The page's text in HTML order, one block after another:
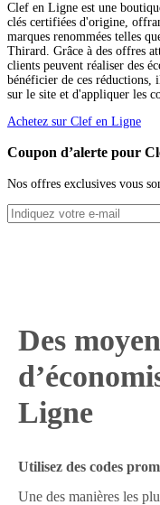
Clef en Ligne est une
clés certifiées d'origine,
marques renommées telles
Thirard. Grâce à des offres
clients peuvent réaliser des
bénéficier de ces
sur le site et d'appliquer les
Achetez sur Clef en Ligne
Coupon d’alerte pour
Nos offres exclusives vous
Des
Ligne
Utilisez des codes
Une des manières les